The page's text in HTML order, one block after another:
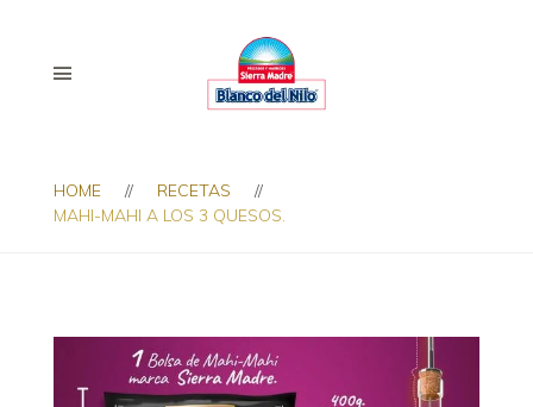
HOME
RECETAS
MAHI-MAHI A LOS 3 QUESOS.